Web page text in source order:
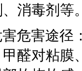
消毒剂等。
危害途径
醛对粘膜